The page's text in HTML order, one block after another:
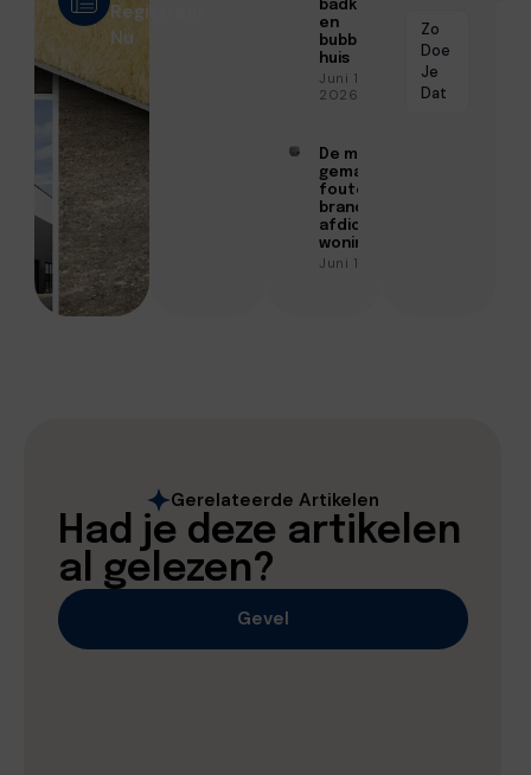
badkamer
en
bubbels in
huis
Juni 15,
2026
De meest
gemaakte
fouten bij
brandwerend
afdichten in
woningen
Juni 10, 2026
Zo
Doe
Je
Dat
Registreer
Nu
Gerelateerde Artikelen
Had je deze artikelen
al gelezen?
Gevel